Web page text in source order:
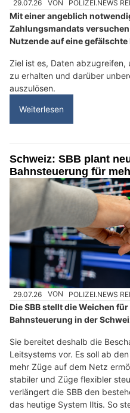
29.07.26 VON POLIZEI.NEWS
Mit einer angeblich
Zahlungsmandats
Nutzende auf eine
Ziel ist es, Daten
zu erhalten und darüber
auszulösen.
Weiterlesen
Schweiz: SBB plant
Bahnsteuerung für
29.07.26 VON POLIZEI.NEWS
Die SBB stellt die Weichen
Bahnsteuerung in der
Sie bereitet deshalb die
Leitsystems vor. Es soll ab
mehr Züge auf dem Netz
stabiler und Züge flexibler
verlängert die SBB den
das heutige System Iltis. So